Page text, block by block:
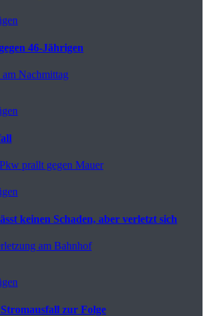
46-Jährigen
Nachmittag
Pkw prallt gegen Mauer
keinen Schaden, aber verletzt sich
am Bahnhof
zur Folge